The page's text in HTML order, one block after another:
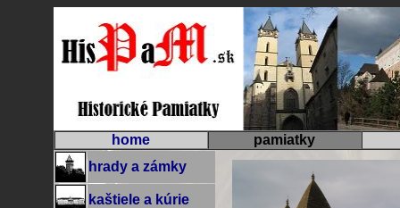
home
pamiatky
hrady a zámky
kaštiele a kúrie